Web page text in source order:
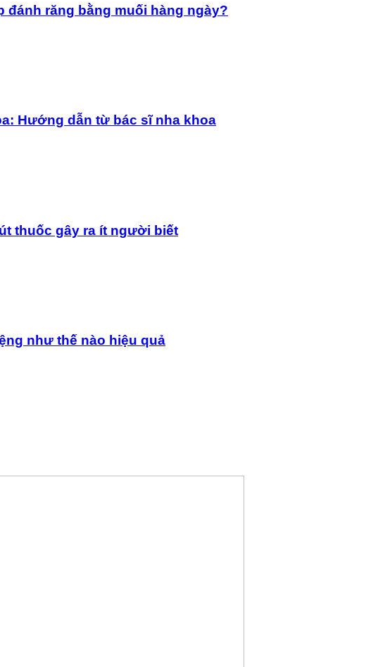
răng bằng muối hàng ngày?
Hướng dẫn từ bác sĩ nha khoa
thuốc gây ra ít người biết
như thế nào hiệu quả